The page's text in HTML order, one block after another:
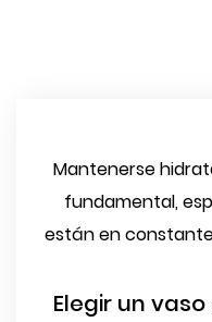
Mantenerse
fundamental,
están en
Elegir un